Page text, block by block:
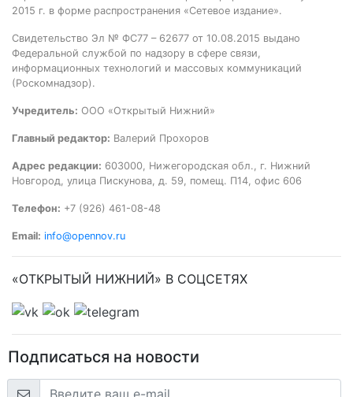
2015 г. в форме распространения «Сетевое издание».
Свидетельство Эл № ФС77 – 62677 от 10.08.2015 выдано
Федеральной службой по надзору в сфере связи,
информационных технологий и массовых коммуникаций
(Роскомнадзор).
Учредитель: ООО «Открытый Нижний»
Главный редактор: Валерий Прохоров
Адрес редакции: 603000, Нижегородская обл., г. Нижний
Новгород, улица Пискунова, д. 59, помещ. П14, офис 606
Телефон: +7 (926) 461-08-48
Email: info@opennov.ru
«ОТКРЫТЫЙ НИЖНИЙ» В СОЦСЕТЯХ
Подписаться на новости